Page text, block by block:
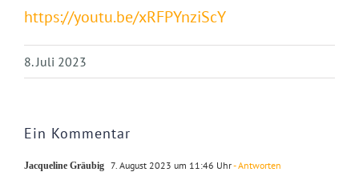
https://youtu.be/xRFPYnziScY
8. Juli 2023
Ein Kommentar
Jacqueline Gräubig 7. August 2023 um 11:46 Uhr- Antworten